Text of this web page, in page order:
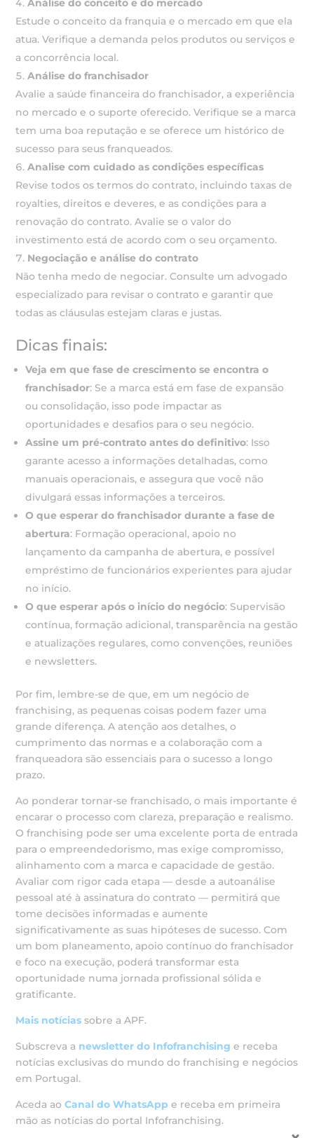
Análise do conceito e do mercado
Estude o conceito da franquia e o mercado em que ela
atua. Verifique a demanda pelos produtos ou serviços e
a concorrência local.
Análise do franchisador
Avalie a saúde financeira do franchisador, a experiência
no mercado e o suporte oferecido. Verifique se a marca
tem uma boa reputação e se oferece um histórico de
sucesso para seus franqueados.
Analise com cuidado as condições específicas
Revise todos os termos do contrato, incluindo taxas de
royalties, direitos e deveres, e as condições para a
renovação do contrato. Avalie se o valor do
investimento está de acordo com o seu orçamento.
Negociação e análise do contrato
Não tenha medo de negociar. Consulte um advogado
especializado para revisar o contrato e garantir que
todas as cláusulas estejam claras e justas.
Dicas finais:
Veja em que fase de crescimento se encontra o
franchisador: Se a marca está em fase de expansão
ou consolidação, isso pode impactar as
oportunidades e desafios para o seu negócio.
Assine um pré-contrato antes do definitivo: Isso
garante acesso a informações detalhadas, como
manuais operacionais, e assegura que você não
divulgará essas informações a terceiros.
O que esperar do franchisador durante a fase de
abertura: Formação operacional, apoio no
lançamento da campanha de abertura, e possível
empréstimo de funcionários experientes para ajudar
no início.
O que esperar após o início do negócio: Supervisão
contínua, formação adicional, transparência na gestão
e atualizações regulares, como convenções, reuniões
e newsletters.
Por fim, lembre-se de que, em um negócio de
franchising, as pequenas coisas podem fazer uma
grande diferença. A atenção aos detalhes, o
cumprimento das normas e a colaboração com a
franqueadora são essenciais para o sucesso a longo
prazo.
Ao ponderar tornar-se franchisado, o mais importante é
encarar o processo com clareza, preparação e realismo.
O franchising pode ser uma excelente porta de entrada
para o empreendedorismo, mas exige compromisso,
alinhamento com a marca e capacidade de gestão.
Avaliar com rigor cada etapa — desde a autoanálise
pessoal até à assinatura do contrato — permitirá que
tome decisões informadas e aumente
significativamente as suas hipóteses de sucesso. Com
um bom planeamento, apoio contínuo do franchisador
e foco na execução, poderá transformar esta
oportunidade numa jornada profissional sólida e
gratificante.
Mais notícias sobre a APF.
Subscreva a newsletter do Infofranchising e receba
notícias exclusivas do mundo do franchising e negócios
em Portugal.
Aceda aoCanal do WhatsApp e receba em primeira
mão as notícias do portal Infofranchising.